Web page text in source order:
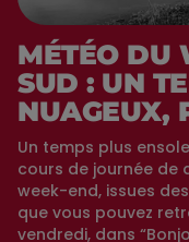
MÉTÉO DU
SUD : UN
NUAGEUX,
Un temps plus
cours de journée de
week-end, issues
que vous pouvez
vendredi, dans